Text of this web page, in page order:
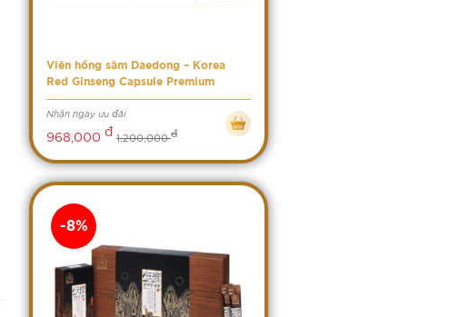
Viên hồng sâm Daedong – Korea
Red Ginseng Capsule Premium
Nhận ngay ưu đãi
968,000 đ 1,200,000đ
-8%